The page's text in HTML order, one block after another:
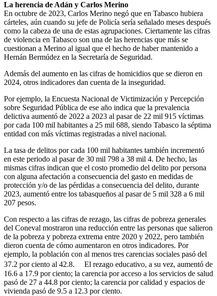
La herencia de Adán y Carlos Merino
En octubre de 2023, Carlos Merino negó que en Tabasco hubiera
cárteles, aún cuando su jefe de Policía sería señalado meses después
como la cabeza de una de estas agrupaciones. Ciertamente las cifras
de violencia en Tabasco son una de las herencias que más se
cuestionan a Merino al igual que el hecho de haber mantenido a
Hernán Bermúdez en la Secretaría de Seguridad.
Además del aumento en las cifras de homicidios que se dieron en
2024, otros indicadores dan cuenta de la inseguridad.
Por ejemplo, la Encuesta Nacional de Victimización y Percepción
sobre Seguridad Pública de ese año indica que la prevalencia
delictiva aumentó de 2022 a 2023 al pasar de 22 mil 915 víctimas
por cada 100 mil habitantes a 25 mil 688, siendo Tabasco la séptima
entidad con más víctimas registradas a nivel nacional.
La tasa de delitos por cada 100 mil habitantes también incrementó
en este periodo al pasar de 30 mil 798 a 38 mil 4. De hecho, las
mismas cifras indican que el costo promedio del delito por persona
con alguna afectación a consecuencia del gasto en medidas de
protección y/o de las pérdidas a consecuencia del delito, durante
2023, aumentó entre los tabasqueños al pasar de 5 mil 328 a 6 mil
207 pesos.
Con respecto a las cifras de rezago, las cifras de pobreza generales
del Coneval mostraron una reducción entre las personas que salieron
de la pobreza y pobreza extrema entre 2020 y 2022, pero también
dieron cuenta de cómo aumentaron en otros indicadores. Por
ejemplo, la población con al menos tres carencias sociales pasó del
37.2 por ciento al 42.8. El rezago educativo, a su vez, aumentó de
16.6 a 17.9 por ciento; la carencia por acceso a los servicios de salud
pasó de 27 a 44.8 por ciento; la carencia por calidad y espacios de
vivienda pasó de 9.5 a 12.3 por ciento.